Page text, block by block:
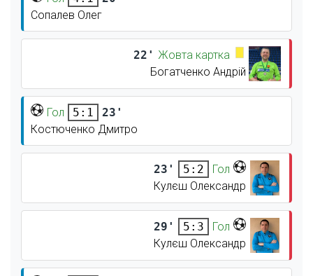
Сопалев Олег
22' Жовта картка
Богатченко Андрій
Гол 5:1
23'
Костюченко Дмитро
23' 5:2
Гол
Кулєш Олександр
29' 5:3
Гол
Кулєш Олександр